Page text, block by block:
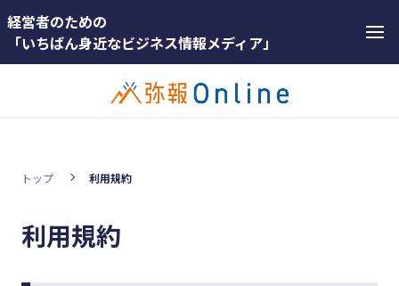
経営者のための
「いちばん身近なビジネス情報メディア」
カテゴリー
顧客獲得・売上アップ
トップ 利用規約
利用規約